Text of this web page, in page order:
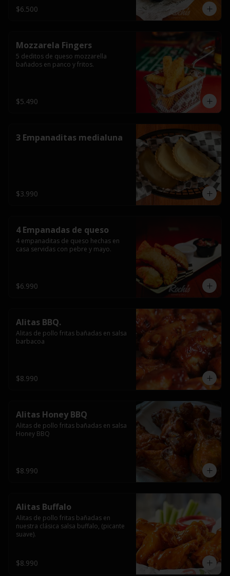
$6.500
Mozzarela Fingers
5 deditos de queso mozzarella
bañados en panco y fritos.
$5.490
3 Empanaditas medialuna
$3.990
4 Empanadas de queso
4 empanaditas de queso hechas en
casa servidas con pebre y mayo.
$6.990
Alitas BBQ.
Alitas de pollo fritas bañadas en salsa
barbacoa
$8.990
Alitas Honey BBQ
Alitas de pollo fritas bañadas en salsa
Honey BBQ
$8.990
Alitas Buffalo
Alitas de pollo fritas bañadas en
nuestra clásica salsa buffalo, (picante
suave).
$8.990